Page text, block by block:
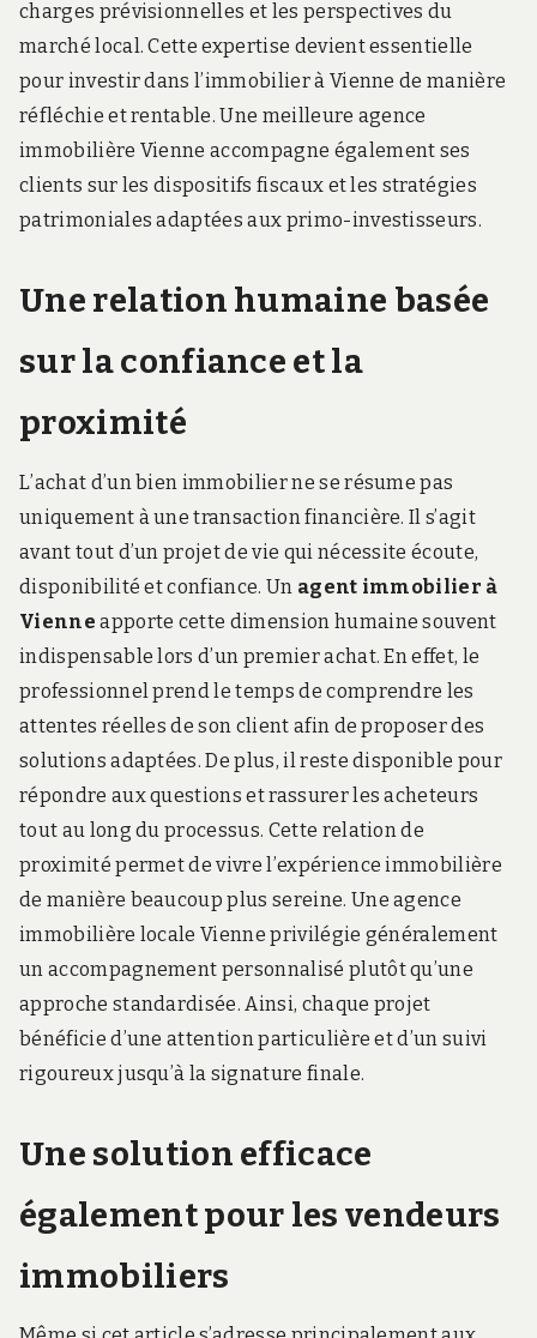
charges prévisionnelles et les perspectives du
marché local. Cette expertise devient essentielle
pour investir dans l’immobilier à Vienne de manière
réfléchie et rentable. Une meilleure agence
immobilière Vienne accompagne également ses
clients sur les dispositifs fiscaux et les stratégies
patrimoniales adaptées aux primo-investisseurs.
Une relation humaine basée
sur la confiance et la
proximité
L’achat d’un bien immobilier ne se résume pas
uniquement à une transaction financière. Il s’agit
avant tout d’un projet de vie qui nécessite écoute,
disponibilité et confiance. Un agent immobilier à
Vienne apporte cette dimension humaine souvent
indispensable lors d’un premier achat. En effet, le
professionnel prend le temps de comprendre les
attentes réelles de son client afin de proposer des
solutions adaptées. De plus, il reste disponible pour
répondre aux questions et rassurer les acheteurs
tout au long du processus. Cette relation de
proximité permet de vivre l’expérience immobilière
de manière beaucoup plus sereine. Une agence
immobilière locale Vienne privilégie généralement
un accompagnement personnalisé plutôt qu’une
approche standardisée. Ainsi, chaque projet
bénéficie d’une attention particulière et d’un suivi
rigoureux jusqu’à la signature finale.
Une solution efficace
également pour les vendeurs
immobiliers